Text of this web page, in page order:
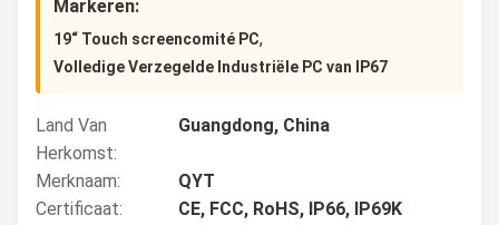
Markeren:
19“ Touch screencomité PC,
Volledige Verzegelde Industriële PC van IP67
Land Van
Herkomst:
Guangdong, China
Merknaam:
QYT
Certificaat:
CE, FCC, RoHS, IP66, IP69K